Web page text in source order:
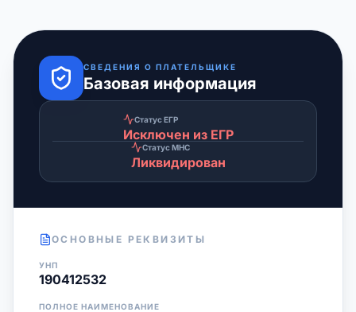
СВЕДЕНИЯ О ПЛАТЕЛЬЩИКЕ
Базовая информация
Статус ЕГР
Исключен из ЕГР
Статус МНС
Ликвидирован
ОСНОВНЫЕ РЕКВИЗИТЫ
УНП
190412532
ПОЛНОЕ НАИМЕНОВАНИЕ